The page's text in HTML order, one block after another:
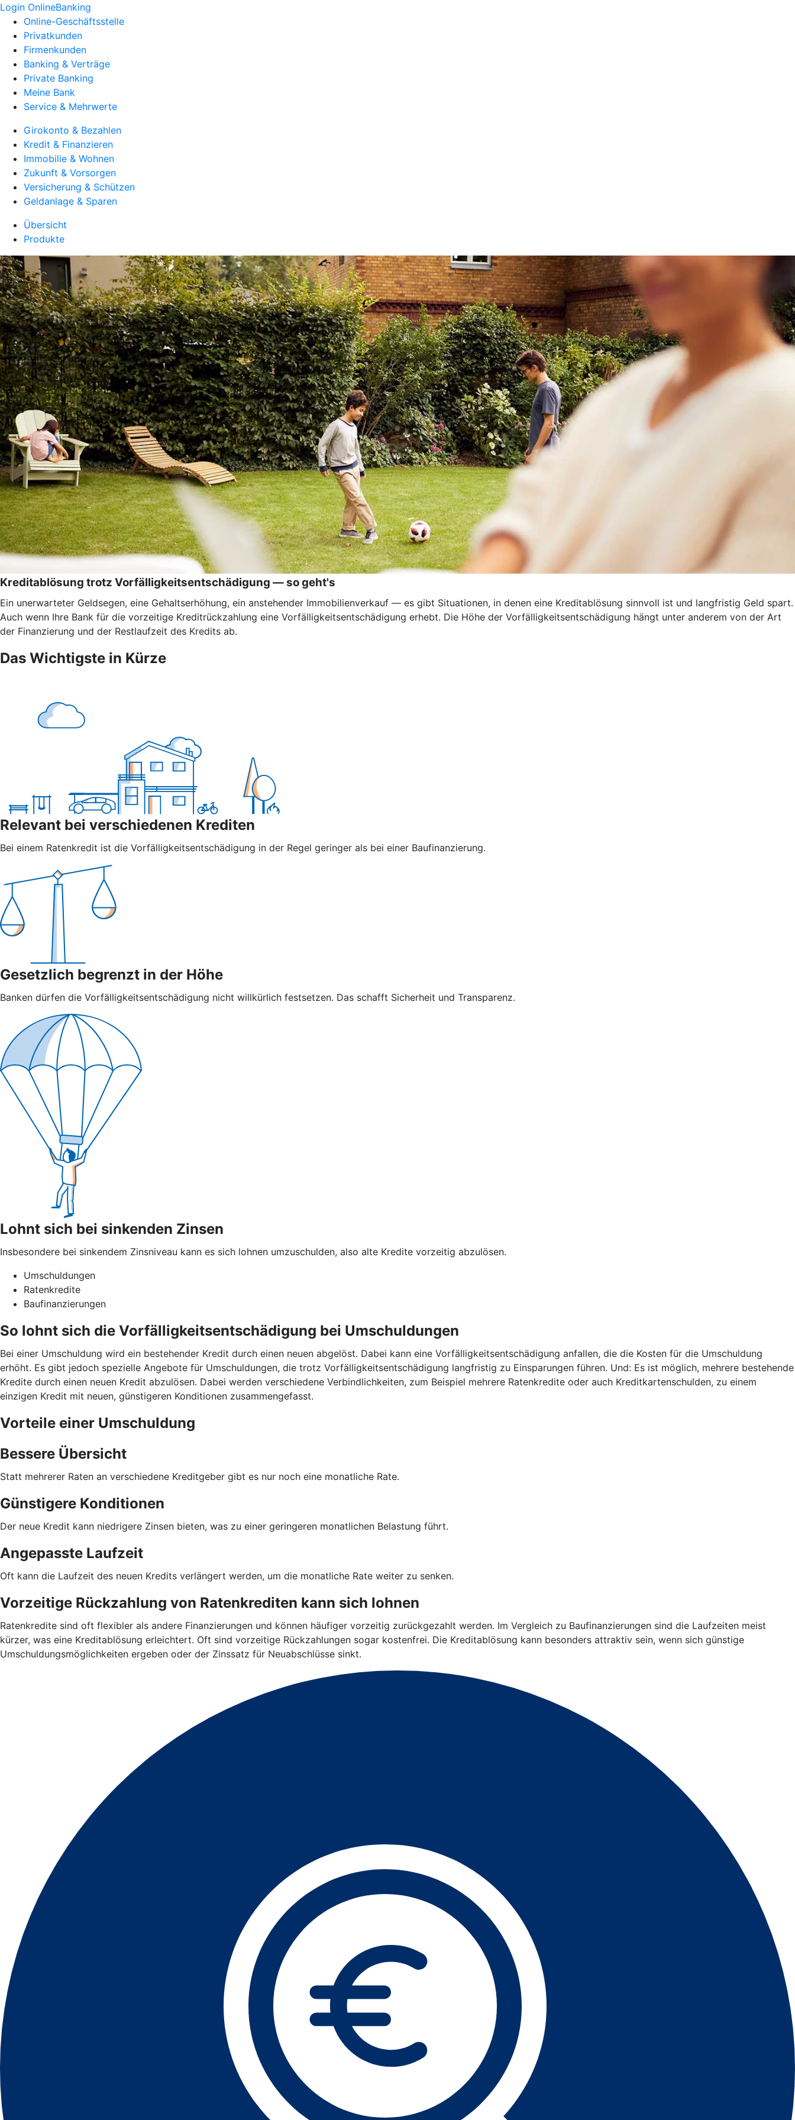
Login OnlineBanking
Online-Geschäftsstelle
Privatkunden
Firmenkunden
Banking & Verträge
Private Banking
Meine Bank
Service & Mehrwerte
Girokonto & Bezahlen
Kredit & Finanzieren
Immobilie & Wohnen
Zukunft & Vorsorgen
Versicherung & Schützen
Geldanlage & Sparen
Übersicht
Produkte
Kreditablösung trotz Vorfälligkeitsentschädigung — so geht's
Ein unerwarteter Geldsegen, eine Gehaltserhöhung, ein anstehender Immobilienverkauf — es gibt Situationen, in denen eine Kreditablösung sinnvoll ist und langfristig Geld spart.
Auch wenn Ihre Bank für die vorzeitige Kreditrückzahlung eine Vorfälligkeitsentschädigung erhebt. Die Höhe der Vorfälligkeitsentschädigung hängt unter anderem von der Art
der Finanzierung und der Restlaufzeit des Kredits ab.
Das Wichtigste in Kürze
Relevant bei verschiedenen Krediten
Bei einem Ratenkredit ist die Vorfälligkeitsentschädigung in der Regel geringer als bei einer Baufinanzierung.
Gesetzlich begrenzt in der Höhe
Banken dürfen die Vorfälligkeitsentschädigung nicht willkürlich festsetzen. Das schafft Sicherheit und Transparenz.
Lohnt sich bei sinkenden Zinsen
Insbesondere bei sinkendem Zinsniveau kann es sich lohnen umzuschulden, also alte Kredite vorzeitig abzulösen.
Umschuldungen
Ratenkredite
Baufinanzierungen
So lohnt sich die Vorfälligkeitsentschädigung bei Umschuldungen
Bei einer Umschuldung wird ein bestehender Kredit durch einen neuen abgelöst. Dabei kann eine Vorfälligkeitsentschädigung anfallen, die die Kosten für die Umschuldung
erhöht. Es gibt jedoch spezielle Angebote für Umschuldungen, die trotz Vorfälligkeitsentschädigung langfristig zu Einsparungen führen. Und: Es ist möglich, mehrere bestehende
Kredite durch einen neuen Kredit abzulösen. Dabei werden verschiedene Verbindlichkeiten, zum Beispiel mehrere Ratenkredite oder auch Kreditkartenschulden, zu einem
einzigen Kredit mit neuen, günstigeren Konditionen zusammengefasst.
Vorteile einer Umschuldung
Bessere Übersicht
Statt mehrerer Raten an verschiedene Kreditgeber gibt es nur noch eine monatliche Rate.
Günstigere Konditionen
Der neue Kredit kann niedrigere Zinsen bieten, was zu einer geringeren monatlichen Belastung führt.
Angepasste Laufzeit
Oft kann die Laufzeit des neuen Kredits verlängert werden, um die monatliche Rate weiter zu senken.
Vorzeitige Rückzahlung von Ratenkrediten kann sich lohnen
Ratenkredite sind oft flexibler als andere Finanzierungen und können häufiger vorzeitig zurückgezahlt werden. Im Vergleich zu Baufinanzierungen sind die Laufzeiten meist
kürzer, was eine Kreditablösung erleichtert. Oft sind vorzeitige Rückzahlungen sogar kostenfrei. Die Kreditablösung kann besonders attraktiv sein, wenn sich günstige
Umschuldungsmöglichkeiten ergeben oder der Zinssatz für Neuabschlüsse sinkt.